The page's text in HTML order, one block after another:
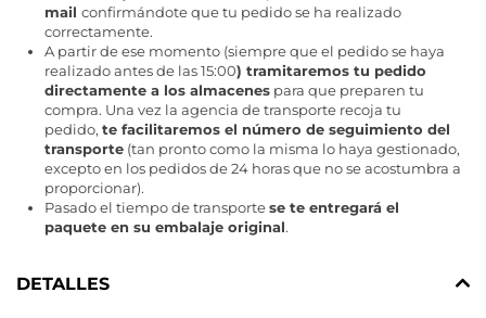
mail confirmándote que tu pedido se ha realizado
correctamente.
A partir de ese momento (siempre que el pedido se haya
realizado antes de las 15:00) tramitaremos tu pedido
directamente a los almacenes para que preparen tu
compra. Una vez la agencia de transporte recoja tu
pedido, te facilitaremos el número de seguimiento del
transporte (tan pronto como la misma lo haya gestionado,
excepto en los pedidos de 24 horas que no se acostumbra a
proporcionar).
Pasado el tiempo de transportese te entregará el
paquete en su embalaje original.
DETALLES